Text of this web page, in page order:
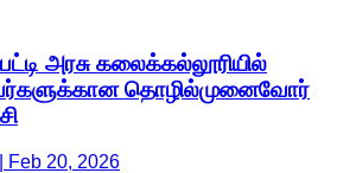
அரசு கலைக்கல்லூரியில்
தொழில்முனைவோர்
Feb 20, 2026